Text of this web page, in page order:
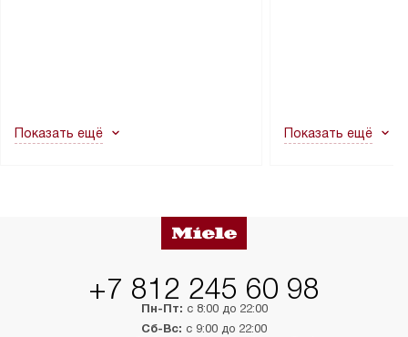
в гарантийном ремонте в будущем.
Показать ещё
не включаются:
Показать ещё
+7 812 245 60 98
Пн-Пт: с 8:00 до 22:00
Сб-Вс: с 9:00 до 22:00